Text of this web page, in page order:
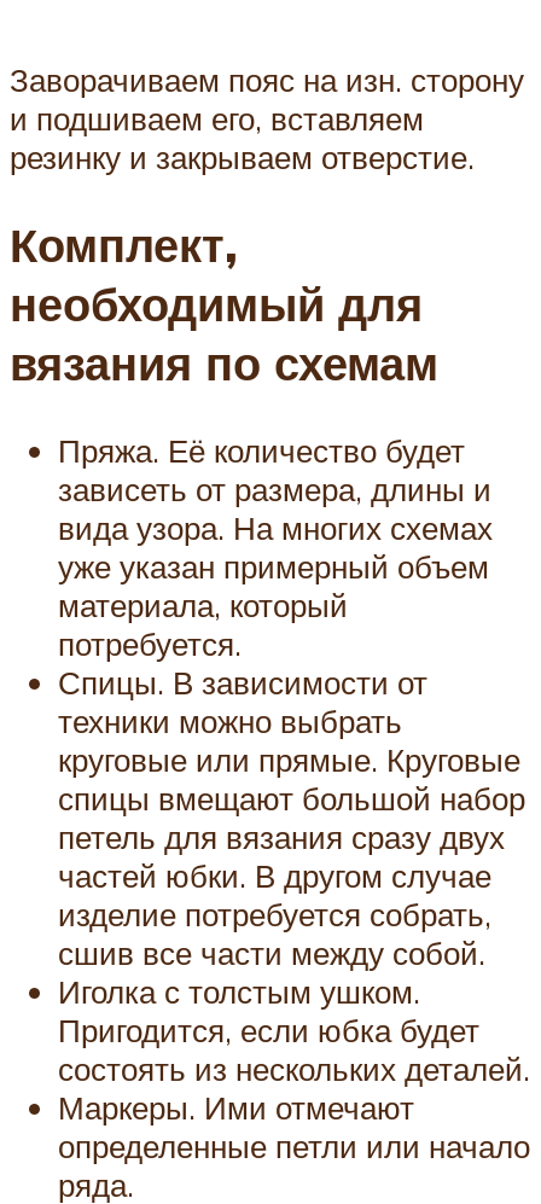
Заворачиваем пояс на изн. сторону
и подшиваем его, вставляем
резинку и закрываем отверстие.
Комплект,
необходимый для
вязания по схемам
Пряжа. Её количество будет
зависеть от размера, длины и
вида узора. На многих схемах
уже указан примерный объем
материала, который
потребуется.
Спицы. В зависимости от
техники можно выбрать
круговые или прямые. Круговые
спицы вмещают большой набор
петель для вязания сразу двух
частей юбки. В другом случае
изделие потребуется собрать,
сшив все части между собой.
Иголка с толстым ушком.
Пригодится, если юбка будет
состоять из нескольких деталей.
Маркеры. Ими отмечают
определенные петли или начало
ряда.